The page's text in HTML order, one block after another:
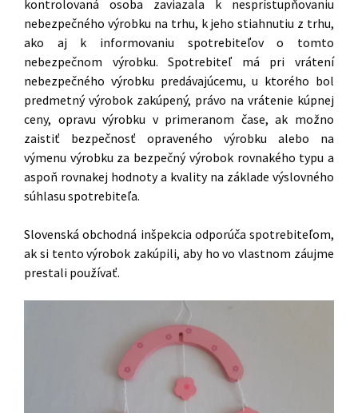
kontrolovaná osoba zaviazala k nesprístupňovaniu
nebezpečného výrobku na trhu, k jeho stiahnutiu z trhu,
ako aj k informovaniu spotrebiteľov o tomto
nebezpečnom výrobku. Spotrebiteľ má pri vrátení
nebezpečného výrobku predávajúcemu, u ktorého bol
predmetný výrobok zakúpený, právo na vrátenie kúpnej
ceny, opravu výrobku v primeranom čase, ak možno
zaistiť bezpečnosť opraveného výrobku alebo na
výmenu výrobku za bezpečný výrobok rovnakého typu a
aspoň rovnakej hodnoty a kvality na základe výslovného
súhlasu spotrebiteľa.
Slovenská obchodná inšpekcia odporúča spotrebiteľom,
ak si tento výrobok zakúpili, aby ho vo vlastnom záujme
prestali používať.